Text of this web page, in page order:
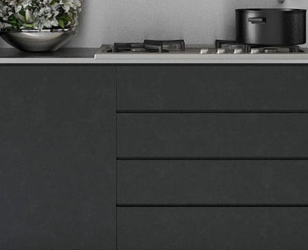
Tehnomedia
O nama
Naše prodavnice